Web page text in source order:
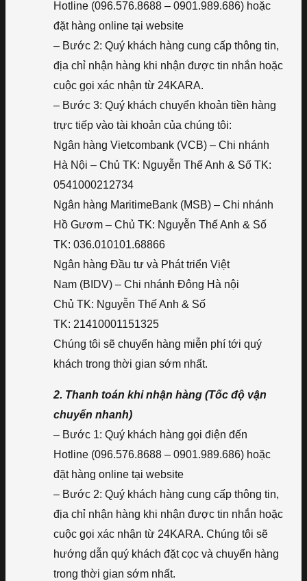
Hotline (096.576.8688 – 0901.989.686) hoặc
đặt hàng online tại website
– Bước 2: Quý khách hàng cung cấp thông tin,
địa chỉ nhận hàng khi nhận được tin nhắn hoặc
cuộc gọi xác nhận từ 24KARA.
– Bước 3: Quý khách chuyển khoản tiền hàng
trực tiếp vào tài khoản của chúng tôi:
Ngân hàng Vietcombank (VCB) – Chi nhánh
Hà Nội – Chủ TK: Nguyễn Thế Anh & Số TK:
0541000212734
Ngân hàng MaritimeBank (MSB) – Chi nhánh
Hồ Gươm – Chủ TK: Nguyễn Thế Anh & Số
TK: 036.010101.68866
Ngân hàng Đầu tư và Phát triển Việt
Nam (BIDV) – Chi nhánh Đông Hà nội
Chủ TK: Nguyễn Thế Anh & Số
TK: 21410001151325
Chúng tôi sẽ chuyển hàng miễn phí tới quý
khách trong thời gian sớm nhất.
2. Thanh toán khi nhận hàng (Tốc độ vận
chuyển nhanh)
– Bước 1: Quý khách hàng gọi điện đến
Hotline (096.576.8688 – 0901.989.686) hoặc
đặt hàng online tại website
– Bước 2: Quý khách hàng cung cấp thông tin,
địa chỉ nhận hàng khi nhận được tin nhắn hoặc
cuộc gọi xác nhận từ 24KARA. Chúng tôi sẽ
hướng dẫn quý khách đặt cọc và chuyển hàng
trong thời gian sớm nhất.